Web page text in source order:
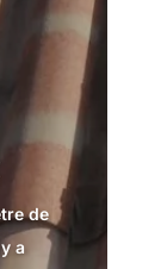
de
a